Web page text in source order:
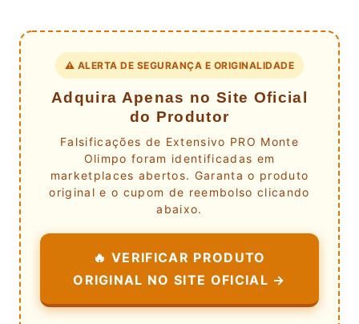
⚠️ ALERTA DE SEGURANÇA E ORIGINALIDADE
Adquira Apenas no Site Oficial
do Produtor
Falsificações de Extensivo PRO Monte
Olimpo foram identificadas em
marketplaces abertos. Garanta o produto
original e o cupom de reembolso clicando
abaixo.
🔥 VERIFICAR PRODUTO
ORIGINAL NO SITE OFICIAL →